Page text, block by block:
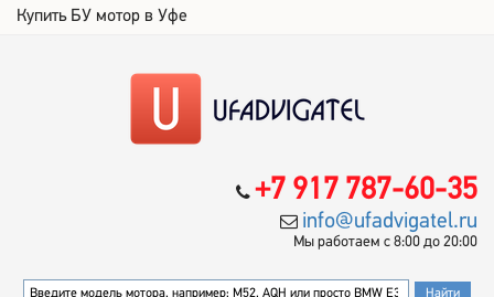
Купить БУ мотор в Уфе
+7 917 787-60-35
info@ufadvigatel.ru
Мы работаем с 8:00 до 20:00